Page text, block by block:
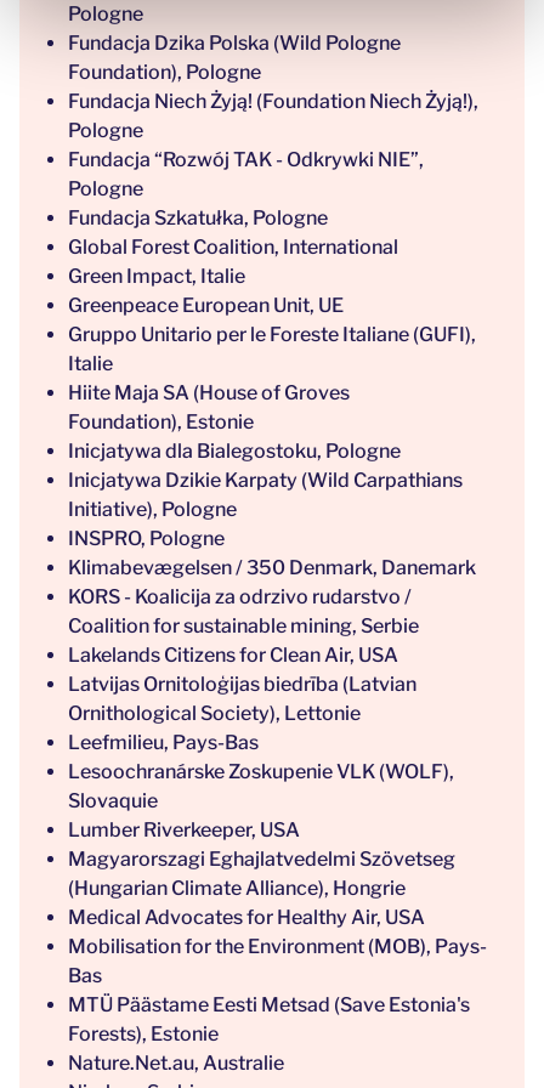
Pologne
Fundacja Dzika Polska (Wild Pologne
Foundation), Pologne
Fundacja Niech Żyją! (Foundation Niech Żyją!),
Pologne
Fundacja “Rozwój TAK - Odkrywki NIE”,
Pologne
Fundacja Szkatułka, Pologne
Global Forest Coalition, International
Green Impact, Italie
Greenpeace European Unit, UE
Gruppo Unitario per le Foreste Italiane (GUFI),
Italie
Hiite Maja SA (House of Groves
Foundation), Estonie
Inicjatywa dla Bialegostoku, Pologne
Inicjatywa Dzikie Karpaty (Wild Carpathians
Initiative), Pologne
INSPRO, Pologne
Klimabevægelsen / 350 Denmark, Danemark
KORS - Koalicija za odrzivo rudarstvo /
Coalition for sustainable mining, Serbie
Lakelands Citizens for Clean Air, USA
Latvijas Ornitoloģijas biedrība (Latvian
Ornithological Society), Lettonie
Leefmilieu, Pays-Bas
Lesoochranárske Zoskupenie VLK (WOLF),
Slovaquie
Lumber Riverkeeper, USA
Magyarorszagi Eghajlatvedelmi Szövetseg
(Hungarian Climate Alliance), Hongrie
Medical Advocates for Healthy Air, USA
Mobilisation for the Environment (MOB), Pays-
Bas
MTÜ Päästame Eesti Metsad (Save Estonia's
Forests), Estonie
Nature.Net.au, Australie